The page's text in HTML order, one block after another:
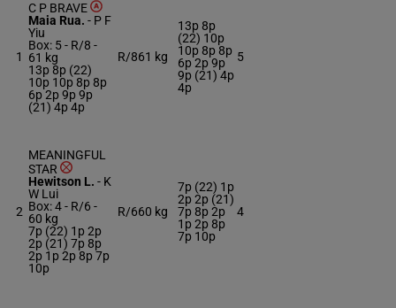
1
C P BRAVE
Maia Rua. - P F
Yiu
Box: 5 - R/8 -
61 kg
13p 8p (22)
10p 10p 8p 8p
6p 2p 9p 9p
(21) 4p 4p
R/861 kg
13p 8p
(22) 10p
10p 8p 8p
6p 2p 9p
9p (21) 4p
4p
5
2
MEANINGFUL
STAR
Hewitson L. - K
W Lui
Box: 4 - R/6 -
60 kg
7p (22) 1p 2p
2p (21) 7p 8p
2p 1p 2p 8p 7p
10p
R/660 kg
7p (22) 1p
2p 2p (21)
7p 8p 2p
1p 2p 8p
7p 10p
4